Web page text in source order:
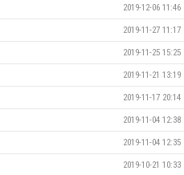
2019-12-06 11:46
2019-11-27 11:17
2019-11-25 15:25
2019-11-21 13:19
2019-11-17 20:14
2019-11-04 12:38
2019-11-04 12:35
2019-10-21 10:33